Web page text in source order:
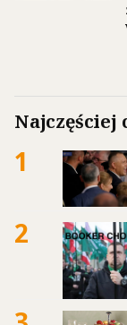
Najczęściej
1
2